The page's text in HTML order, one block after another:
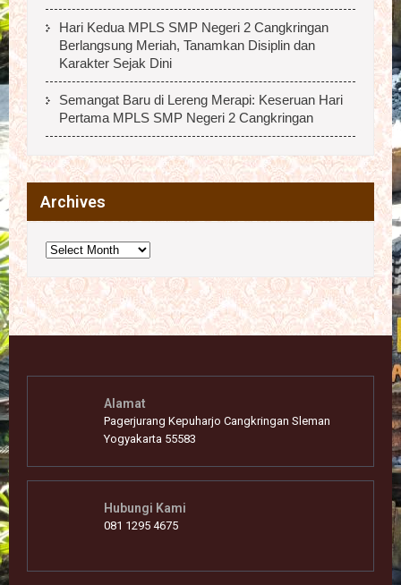
Hari Kedua MPLS SMP Negeri 2 Cangkringan
Berlangsung Meriah, Tanamkan Disiplin dan
Karakter Sejak Dini
Semangat Baru di Lereng Merapi: Keseruan Hari
Pertama MPLS SMP Negeri 2 Cangkringan
Archives
Archives
Alamat
Pagerjurang Kepuharjo Cangkringan Sleman
Yogyakarta 55583
Hubungi Kami
081 1295 4675